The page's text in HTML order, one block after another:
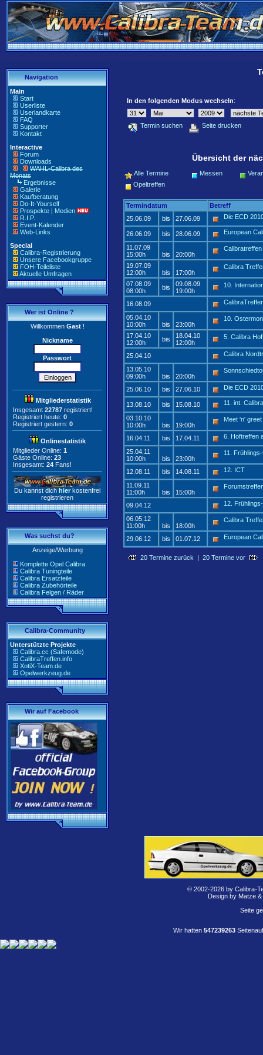
Navigation
Main
Start
Userliste
Userlandkarte
FAQ
Supporter
Kontakt
Interactive
Forum
Downloads
WAHL-Calibra des
Monats
Ergebnisse
Galerie
Kaufberatung
Do-It-Yourself
Prospekte | Medien
R.I.P.
Event-Kalender
Web-Links
Special
Calibra-Registrierung
Unsere Facebookgruppe
FOH-Teileliste
Aktuelle Umfragen
Wer ist Online ?
WillkommenGast!
Nickname
Passwort
Mitgliederstatistik
Insgesamt 22787 registriert!
Registriert heute: 0
Registriert gestern: 0
Onlinestatistik
Mitglieder Online: 1
Gäste Online: 23
Insgesamt: 24 Fans!
Du kannst dich hier kostenfrei
registrieren
Was suchst du?
Anzeige/Werbung
Komplette Opel Calibra
Calibra Tuningteile
Calibra Ersatzteile
Calibra Zubehörteile
Calibra Felgen / Räder
Calibra-Community
Unterstützte Projekte
Calibra.cc (Safemode)
CalibraTreffen.info
XotiX-Team.de
Opelwerkzeug.de
Wir auf Facebook
In den folgenden Modus wechseln:
Termin suchen Seite drucken
Übersicht der
Alle Termine Messen
Opeltreffen
Termindatum
Betreff
25.06.09
bis 27.06.09 Die ECD
26.06.09 bis 28.06.09 European
11.07.09
15:00h
bis 20:00h
19.07.09
12:00h
bis 17:00h
Calibra
07.08.09
08:00h
bis
09.08.09
19:00h
10.
16.08.09
05.04.10
10:00h
bis 23:00h
10.
17.04.10
12:00h
bis
18.04.10
12:00h
5. Calibra
25.04.10 Calibra
13.05.10
09:00h
bis 20:00h
25.06.10 bis 27.06.10 Die ECD
13.08.10 bis 15.08.10 11. int.
03.10.10
10:00h
bis 19:00h
Meet 'n'
16.04.11 bis 17.04.11 6. Hoftreffen
25.04.11
10:00h
bis 23:00h
11.
12.08.11 bis 14.08.11 12. ICT
11.09.11
11:00h
bis 15:00h
09.04.12 12.
06.05.12
11:00h
bis 18:00h
Calibra
29.06.12 bis 01.07.12 European
20 Termine zurück | 20 Termine vor
© 2002-2026 by Calibra-
Design by Matze
Seite
Wir hatten 547239263